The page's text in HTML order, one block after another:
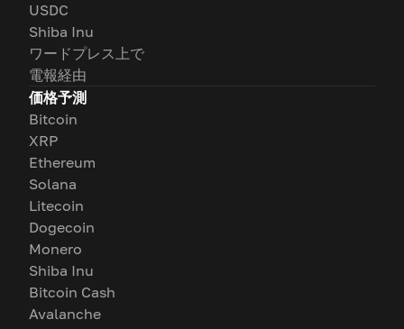
USDC
Shiba Inu
ワードプレス上で
電報経由
価格予測
Bitcoin
XRP
Ethereum
Solana
Litecoin
Dogecoin
Monero
Shiba Inu
Bitcoin Cash
Avalanche